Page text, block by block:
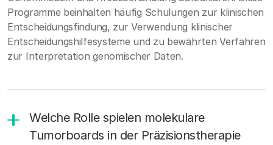
Programme beinhalten häufig Schulungen zur klinischen
Entscheidungsfindung, zur Verwendung klinischer
Entscheidungshilfesysteme und zu bewährten Verfahren
zur Interpretation genomischer Daten.
Welche Rolle spielen molekulare
Tumorboards in der Präzisionstherapie